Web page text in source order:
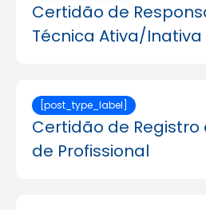
Certidão de
Técnica Ativa/Inativa
[post_type_label]
Certidão de Registro
de Profissional